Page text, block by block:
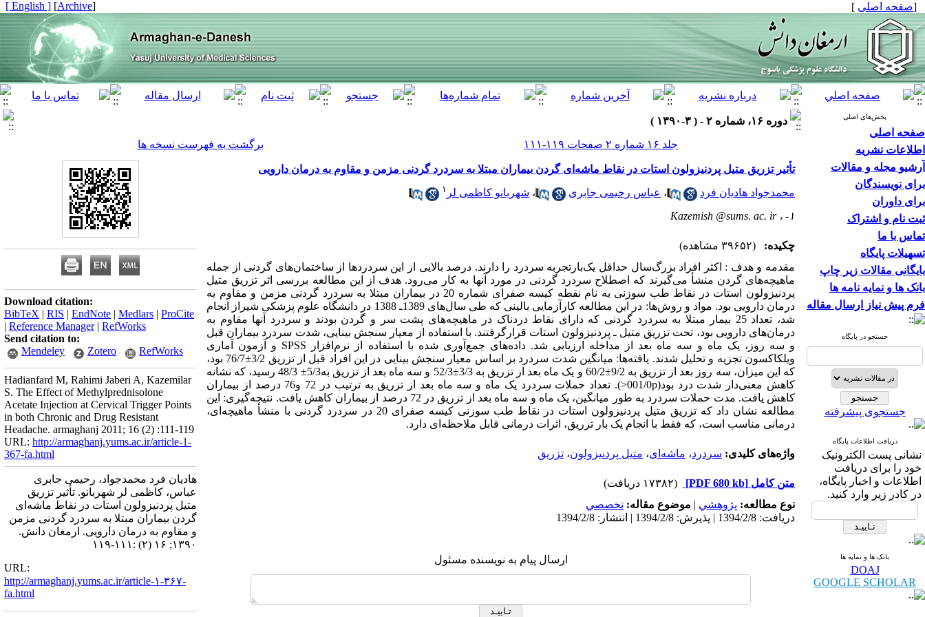
[صفحه اصلی ]
[
Archive
]
[ English ]
بخش‌های اصلی
صفحه اصلی
اطلاعات نشریه
آرشیو مجله و مقالات
برای نویسندگان
برای داوران
ثبت نام و اشتراک
تماس با ما
تسهیلات پایگاه
بایگانی مقالات زیر چاپ
بانک ها و نمایه نامه ها
فرم پیش نیاز ارسال مقاله
جستجو در پایگاه
جستجوی پیشرفته
دریافت اطلاعات پایگاه
نشانی پست الکترونیک
خود را برای دریافت
اطلاعات و اخبار پایگاه،
در کادر زیر وارد کنید.
بانک ها و نمایه ها
DOAJ
GOOGLE SCHOLAR
دوره ۱۶، شماره ۲ - ( ۳-۱۳۹۰ )
جلد ۱۶ شماره ۲ صفحات ۱۱۹-۱۱۱
برگشت به فهرست نسخه ها
تأثیر تزریق متیل پردنیزولون استات در نقاط ماشه‌ای گردن بیماران مبتلا به سردرد گردنی مزمن و مقاوم به درمان دارویی
محمدجواد هادیان فرد ، عباس رحیمی جابری ، شهربانو کاظمی لر ۱
۱- ، Kazemish @sums. ac. ir
چکیده:
(۳۹۶۵۲ مشاهده)
مقدمه و هدف : اکثر افراد بزرگ‌سال حداقل یک‌بارتجربه سردرد را دارند. درصد بالایی از این سردردها از ساختمان‌های گردنی از جمله
ماهیچه‌های گردن منشأ می‌گیرند که اصطلاح سردرد گردنی در مورد آنها به کار می‌رود. هدف از این مطالعه بررسی اثر تزریق متیل
پردنیزولون استات در نقاط طب سوزنی به نام نقطه کیسه صفرای شماره 20 در بیماران مبتلا به سردرد گردنی مزمن و مقاوم به
درمان دارویی بود. مواد و روش‌ها: در این مطالعه کارآزمایی بالینی که طی سال‌های 1389ـ 1388 در دانشگاه علوم پزشکی شیراز انجام
شد، تعداد 25 بیمار مبتلا به سردرد گردنی که دارای نقاط دردناک در ماهیچه‌های پشت سر و گردن بودند و سردرد آنها مقاوم به
درمان‌های دارویی بود، تحت تزریق متیل‌ ـ پردنیزولون استات قرارگرفتند. با استفاده از معیار سنجش بینایی، شدت سردرد بیماران قبل
و سه روز، یک ماه و سه ماه بعد از مداخله ارزیابی شد. داده‌های جمع‌آوری شده با استفاده از نرم‌افزار SPSS و آزمون آماری
ویلکاکسون تجزیه و تحلیل شدند. یافته‌ها: میانگین شدت سردرد بر اساس معیار سنجش بینایی در این افراد قبل از تزریق 3/2±76/7 بود،
که این میزان، سه روز بعد از تزریق به 9/2±60/2 و یک ماه بعد از تزریق به 3/3±52/3 و سه ماه بعد از تزریق به5/3± 48/3 رسید، که نشانه
کاهش معنی‌دار شدت درد بود(001/0p<). تعداد حملات سردرد یک ماه و سه ماه بعد از تزریق به ترتیب در 72 و76 درصد از بیماران
کاهش یافت. مدت حملات سردرد به طور میانگین، یک ماه و سه ماه بعد از تزریق در 72 درصد از بیماران کاهش یافت. نتیجه‌گیری: این
مطالعه نشان داد که تزریق متیل پردنیزولون استات در نقاط طب سوزنی کیسه صفرای 20 در سردرد گردنی با منشأ ماهیچه‌ای،
درمانی مناسب است، که فقط با انجام یک بار تزریق، اثرات درمانی قابل ملاحظه‌ای دارد.
واژه‌های کلیدی: سردرد، ماشه‌ای، متیل پردنیزولون، تزریق
متن کامل [PDF 680 kb]
(۱۷۳۸۲ دریافت)
نوع مطالعه: پژوهشي | موضوع مقاله: تخصصي
دریافت: 1394/2/8 | پذیرش: 1394/2/8 | انتشار: 1394/2/8
ارسال پیام به نویسنده مسئول
Download citation:
BibTeX | RIS | EndNote | Medlars | ProCite
| Reference Manager| RefWorks
Send citation to:
Mendeley
Zotero RefWorks
Hadianfard M, Rahimi Jaberi A, Kazemilar
S. The Effect of Methylprednisolone
Acetate Injection at Cervical Trigger Points
in both Chronic and Drug Resistant
Headache. armaghanj 2011; 16 (2) :111-119
URL: http://armaghanj.yums.ac.ir/article-1-
367-fa.html
هادیان فرد محمدجواد، رحیمی جابری
عباس، کاظمی لر شهربانو. تأثیر تزریق
متیل پردنیزولون استات در نقاط ماشه‌ای
گردن بیماران مبتلا به سردرد گردنی مزمن
و مقاوم به درمان دارویی. ارمغان دانش.
۱۳۹۰; ۱۶ (۲) :۱۱۱-۱۱۹
URL:
http://armaghanj.yums.ac.ir/article-۱-۳۶۷-
fa.html